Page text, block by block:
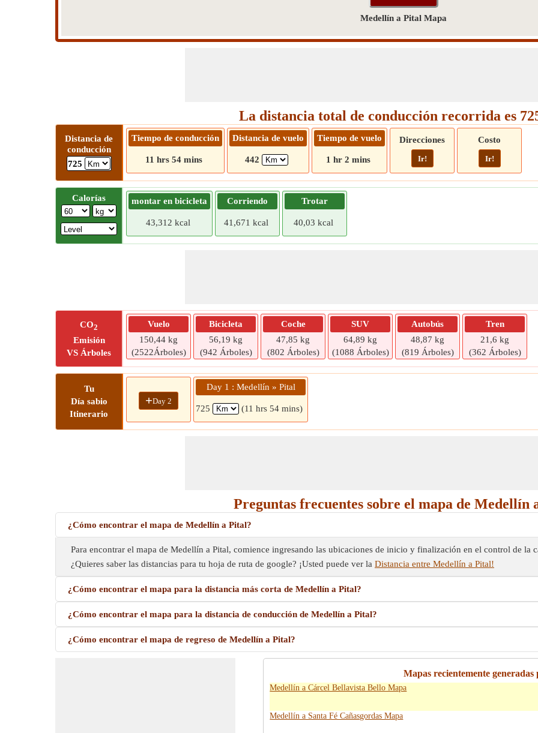
Medellín a Pital Mapa
La distancia total de conducción recorrida es
Distancia de
conducción
725
Tiempo de conducción
11 hrs 54 mins
Distancia de vuelo
442
Tiempo de vuelo
1 hr 2 mins
Direcciones
Ir!
Costo
Ir!
Calorías montar en bicicleta
43,312 kcal
Corriendo
41,671 kcal
Trotar
40,03 kcal
CO2
Emisión
VS Árboles
Vuelo
150,44 kg
(2522Árboles)
Bicicleta
56,19 kg
(942 Árboles)
Coche
47,85 kg
(802 Árboles)
SUV
64,89 kg
(1088 Árboles)
Autobús
48,87 kg
(819 Árboles)
Tren
21,6 kg
(362 Árboles)
Tu
Día sabio
Itinerario
+Day 2
Day 1 : Medellín » Pital
725 (11 hrs 54 mins)
Preguntas frecuentes sobre el mapa de Medellín
¿Cómo encontrar el mapa de Medellín a Pital?
Para encontrar el mapa de Medellín a Pital, comience ingresando las ubicaciones de inicio y finalización en el control de la
¿Quieres saber las distancias para tu hoja de ruta de google? ¡Usted puede ver la Distancia entre Medellín a Pital!
¿Cómo encontrar el mapa para la distancia más corta de Medellín a Pital?
¿Cómo encontrar el mapa para la distancia de conducción de Medellín a Pital?
¿Cómo encontrar el mapa de regreso de Medellín a Pital?
Mapas recientemente
Medellín a Cárcel Bellavista Bello Mapa
Medellín a Santa Fé Cañasgordas Mapa